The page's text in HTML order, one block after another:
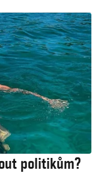
politikům?